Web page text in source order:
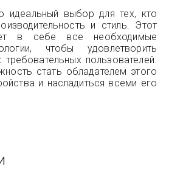
идеальный выбор для тех, кто
и стиль. Этот
в себе все необходимые
чтобы удовлетворить
пользователей.
стать обладателем этого
и насладиться всеми его